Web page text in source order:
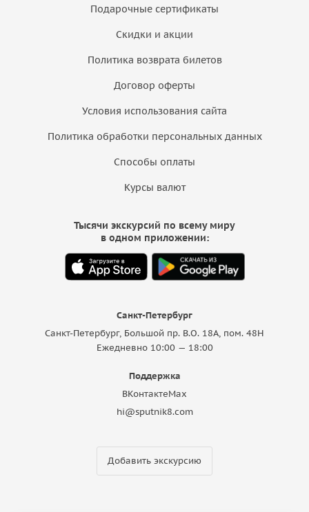
Подарочные сертификаты
Скидки и акции
Политика возврата билетов
Договор оферты
Условия использования сайта
Политика обработки персональных данных
Способы оплаты
Курсы валют
Санкт-Петербург
Санкт-Петербург, Большой пр. В.О. 18A, пом. 48Н
Ежедневно 10:00 — 18:00
Поддержка
ВКонтактеMax
hi@sputnik8.com
Добавить экскурсию
Тысячи экскурсий по всему миру
в одном приложении: